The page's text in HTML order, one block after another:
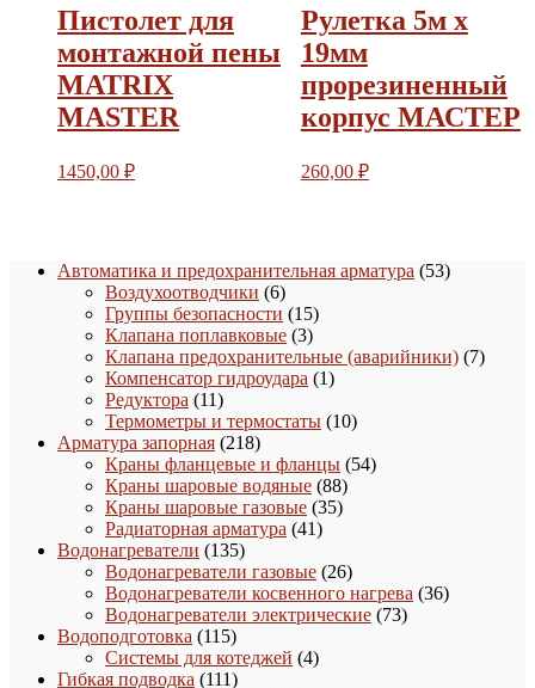
Пистолет для
монтажной пены
MATRIX
MASTER
1450,00 ₽
Рулетка 5м х
19мм
прорезиненный
корпус МАСТЕР
260,00 ₽
Автоматика и предохранительная арматура 5353
Воздухоотводчики 66
товаров
Группы безопасности 1515
товаров
Клапана поплавковые 33
товара
Клапана предохранительные (аварийники) 77
Компенсатор гидроудара 11
Редуктора 1111
товаров
Термометры и термостаты 1010
Арматура запорная 218218
товаров
Краны фланцевые и фланцы 5454
Краны шаровые водяные 8888
товаров
Краны шаровые газовые 3535
Радиаторная арматура 4141
Водонагреватели 135135
товаров
Водонагреватели газовые 2626
товаров
Водонагреватели косвенного нагрева 3636
Водонагреватели электрические 7373
Водоподготовка 115115
товаров
Системы для котеджей 44
Гибкая подводка 111111